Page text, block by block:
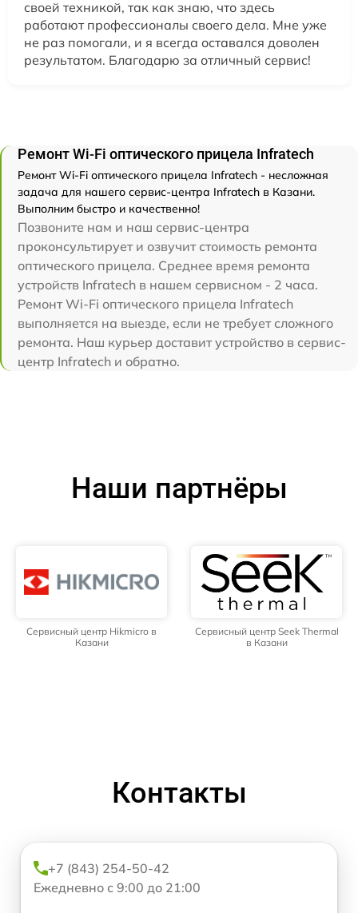
своей техникой, так как знаю, что здесь
работают профессионалы своего дела. Мне уже
не раз помогали, и я всегда оставался доволен
результатом. Благодарю за отличный сервис!
Ремонт Wi-Fi оптического прицела Infratech
Ремонт Wi-Fi оптического прицела Infratech - несложная
задача для нашего сервис-центра Infratech в Казани.
Выполним быстро и качественно!
Позвоните нам и наш сервис-центра
проконсультирует и озвучит стоимость ремонта
оптического прицела. Среднее время ремонта
устройств Infratech в нашем сервисном - 2 часа.
Ремонт Wi-Fi оптического прицела Infratech
выполняется на выезде, если не требует сложного
ремонта. Наш курьер доставит устройство в сервис-
центр Infratech и обратно.
Наши партнёры
Сервисный центр Hikmicro в
Казани
Сервисный центр Seek Thermal
в Казани
Контакты
+7 (843) 254-50-42
Ежедневно с 9:00 до 21:00